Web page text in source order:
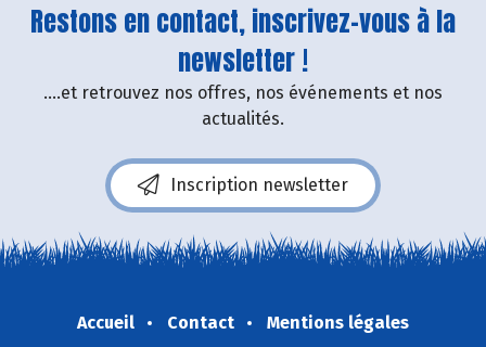
Restons en contact, inscrivez-vous à la
newsletter !
....et retrouvez nos offres, nos événements et nos
actualités.
Inscription newsletter
Accueil Contact
Mentions légales